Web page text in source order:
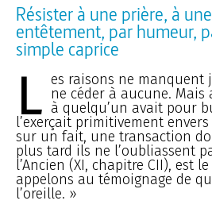
Résister à une prière, à
entêtement, par humeur,
simple caprice
L es raisons ne manquent
ne céder à aucune. Mais
à quelqu’un avait pour
l’exerçait primitivement
sur un fait, une transaction
plus tard ils ne l’oubliassent
l’Ancien (XI, chapitre CII), est
appelons au témoignage de
l’oreille. »